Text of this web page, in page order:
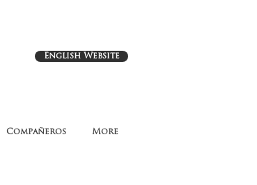
English Website
Compañeros More